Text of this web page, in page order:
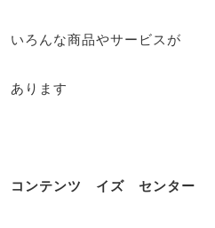
いろんな商品やサービスが
あります
コンテンツ イズ センター